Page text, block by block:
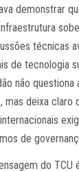
demonstrar
técnicas
de tecnologia
não
mas deixa claro
de
do TCU